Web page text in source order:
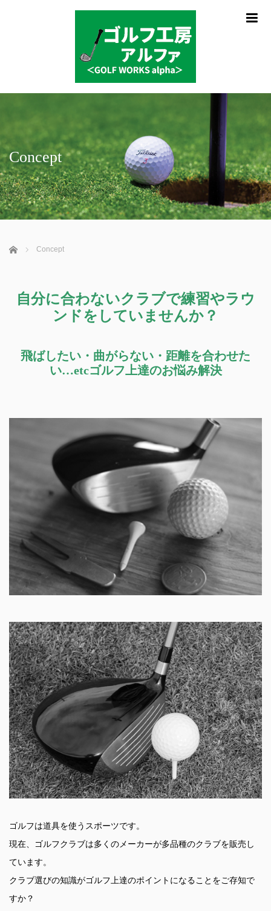
Concept
ホーム Concept
自分に合わないクラブで練習やラウ
ンドをしていませんか？
飛ばしたい・曲がらない・距離を合わせた
い…etcゴルフ上達のお悩み解決
ゴルフは道具を使うスポーツです。
現在、ゴルフクラブは多くのメーカーが多品種のクラブを販売し
ています。
クラブ選びの知識がゴルフ上達のポイントになることをご存知で
すか？